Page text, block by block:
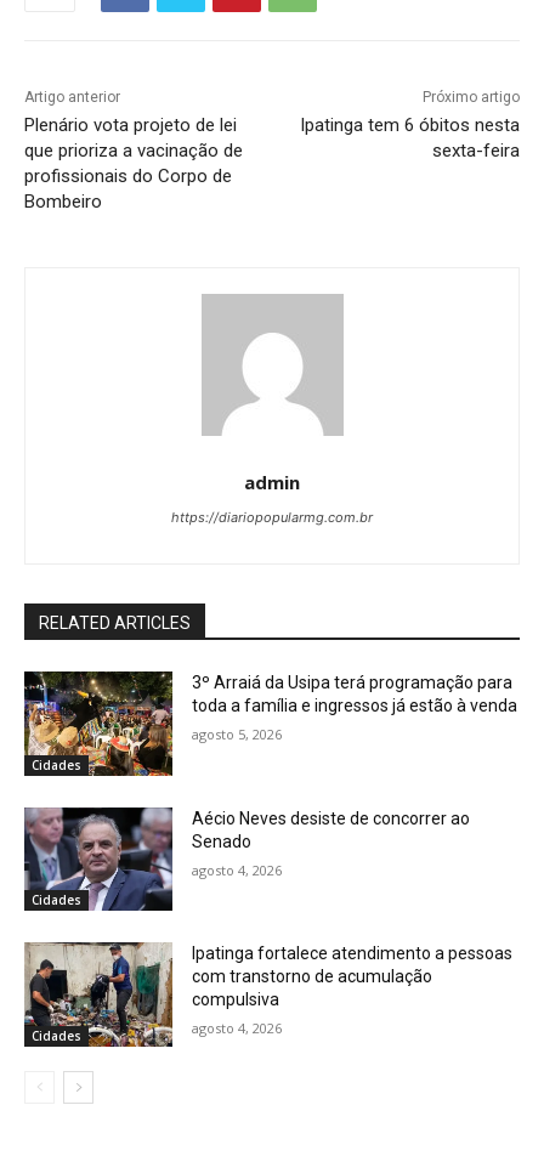
Artigo anterior
Plenário vota projeto de lei
que prioriza a vacinação de
profissionais do Corpo de
Bombeiro
Próximo artigo
Ipatinga tem 6 óbitos nesta
sexta-feira
admin
https://diariopopularmg.com.br
RELATED ARTICLES
Cidades
3º Arraiá da Usipa terá programação para
toda a família e ingressos já estão à venda
agosto 5, 2026
Cidades
Aécio Neves desiste de concorrer ao
Senado
agosto 4, 2026
Cidades
Ipatinga fortalece atendimento a pessoas
com transtorno de acumulação
compulsiva
agosto 4, 2026